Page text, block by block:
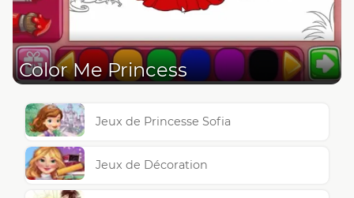
Color Me Princess
Jeux de Princesse Sofia
Jeux de Décoration